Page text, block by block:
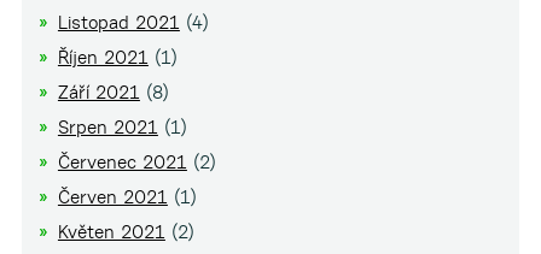
Listopad 2021 (4)
Říjen 2021 (1)
Září 2021 (8)
Srpen 2021 (1)
Červenec 2021 (2)
Červen 2021 (1)
Květen 2021 (2)